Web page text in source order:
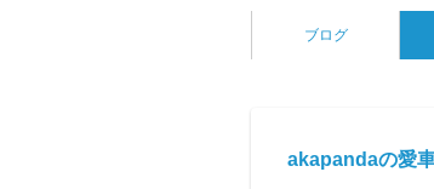
ブログ
akapandaの愛